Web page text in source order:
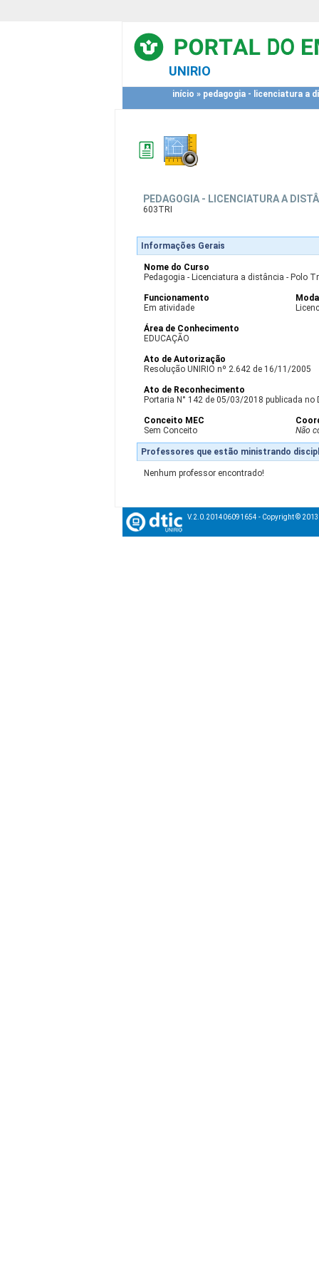
UNIRIO
início » pedagogia - licenciatura a
PEDAGOGIA - LICENCIATURA A
603TRI
Informações Gerais
Nome do Curso
Pedagogia - Licenciatura a distância - Polo
Funcionamento
Em atividade
Área de Conhecimento
EDUCAÇÃO
Ato de Autorização
Resolução UNIRIO nº 2.642 de 16/11/2005
Ato de Reconhecimento
Portaria N° 142 de 05/03/2018 publicada no
Conceito MEC
Sem Conceito
Não
Professores que estão ministrando
Nenhum professor encontrado!
V.2.0.201406091654 - Copyright ©